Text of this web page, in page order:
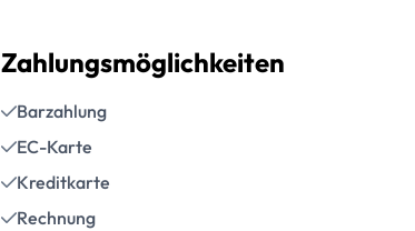
Zahlungsmöglichkeiten
Barzahlung
EC-Karte
Kreditkarte
Rechnung